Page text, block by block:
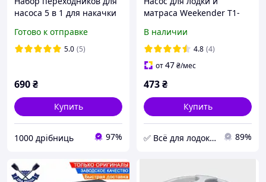
насоса 5 в 1 для накачки
матрасов и бассейнов
(981)
Готово к отправке
5.0 (5)
690₴
Купить
1000 дрібниць 97%
матраса Weekender T1-
Купить турбинку Т1-0219
для надувной лодки ПВХ
В наличии
4.8 (4)
от47₴/мес
473₴
Купить
✅ Всё для лодок и отдыха - интернет-магазин lodka.in.ua 89%